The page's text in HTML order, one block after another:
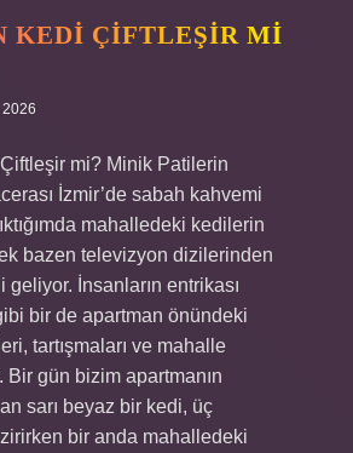
KEDI ÇIFTLEŞIR MI
2026
mi? Minik Patilerin
İzmir’de sabah kahvemi
mahalledeki kedilerin
bazen televizyon dizilerinden
İnsanların entrikası
bir de apartman önündeki
tartışmaları ve mahalle
Bir gün bizim apartmanın
sarı beyaz bir kedi, üç
bir anda mahalledeki